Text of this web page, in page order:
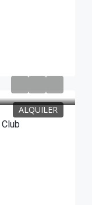
ALQUILER